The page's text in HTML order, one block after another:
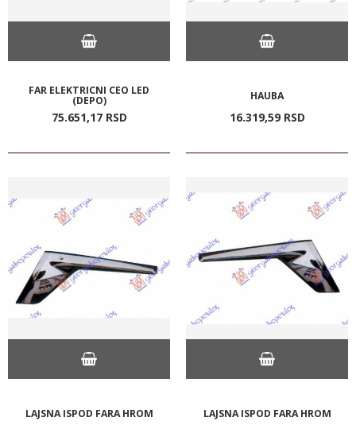
FAR ELEKTRICNI CEO LED
(DEPO)
75.651,17 RSD
HAUBA
16.319,59 RSD
LAJSNA ISPOD FARA HROM LAJSNA ISPOD FARA HROM